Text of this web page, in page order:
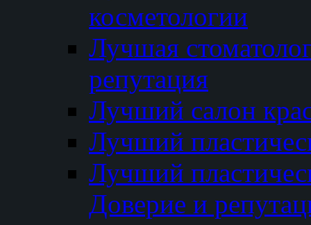
косметологии
Лучшая
репутация
Лучший салон
Лучший
Лучший
Доверие и